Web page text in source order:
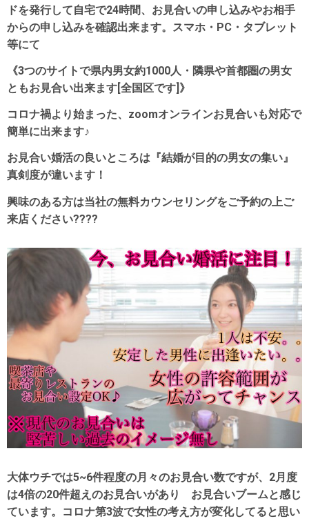
ドを発行して自宅で24時間、お見合いの申し込みやお相手
からの申し込みを確認出来ます。スマホ・PC・タブレット
等にて
《3つのサイトで県内男女約1000人・隣県や首都圏の男女
ともお見合い出来ます[全国区です]》
コロナ禍より始まった、zoomオンラインお見合いも対応で
簡単に出来ます♪
お見合い婚活の良いところは『結婚が目的の男女の集い』
真剣度が違います！
興味のある方は当社の無料カウンセリングをご予約の上ご
来店ください????
大体ウチでは5~6件程度の月々のお見合い数ですが、2月度
は4倍の20件超えのお見合いがあり お見合いブームと感じ
ています。コロナ第3波で女性の考え方が変化してると思い